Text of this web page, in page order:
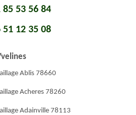
85 53 56 84
51 12 35 08
Ablis 78660
Acheres 78260
Adainville 78113